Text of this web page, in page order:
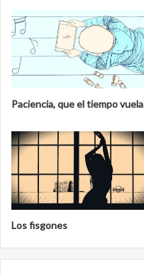
Paciencia, que el tiempo vuela
Los fisgones